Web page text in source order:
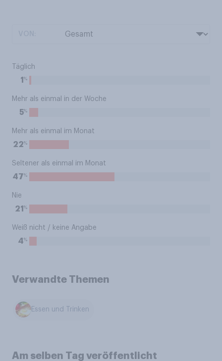
Täglich
1 %
Mehr als einmal in der Woche
5%
Mehr als einmal im Monat
22%
Seltener als einmal im Monat
47%
Nie
21 %
Weiß nicht / keine Angabe
4%
Verwandte Themen
Essen und Trinken
Am selben Tag veröffentlicht